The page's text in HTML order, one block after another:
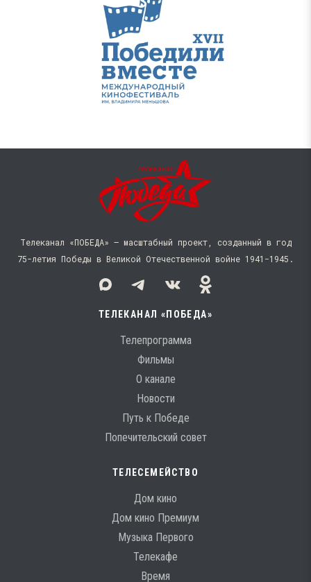
Телеканал «ПОБЕДА» — масштабный проект, созданный в год
75-летия Победы в Великой Отечественной войне 1941−1945.
ТЕЛЕКАНАЛ «ПОБЕДА»
Телепрограмма
Фильмы
О канале
Новости
Путь к Победе
Попечительский совет
ТЕЛЕСЕМЕЙСТВО
Дом кино
Дом кино Премиум
Музыка Первого
Телекафе
Время